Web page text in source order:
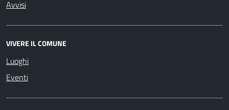
Avvisi
VIVERE IL COMUNE
Luoghi
Eventi